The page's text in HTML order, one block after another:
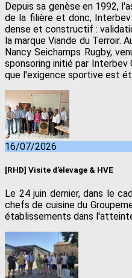
Depuis sa genèse en 1992,
de la filière et donc, Interbev
dense et constructif :
la marque Viande du
Nancy Seichamps Rugby,
sponsoring initié par Interbev
que l'exigence sportive est
16/07/2026
[RHD] Visite d’élevage & HVE
Le 24 juin dernier, dans le
chefs de cuisine du
établissements dans